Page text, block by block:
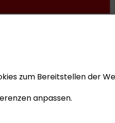
zum Bereitstellen der
anpassen.